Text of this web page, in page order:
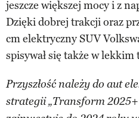
jeszcze większej mocy i z
Dzięki dobrej trakcji oraz
cm elektryczny SUV
spisywał się także w lekkim
Przyszłość należy do aut
strategii „Transform